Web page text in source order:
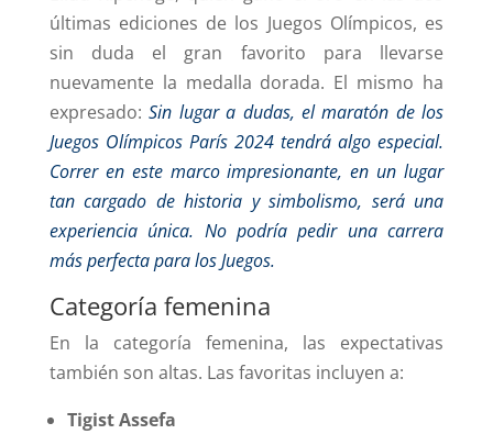
últimas ediciones de los Juegos Olímpicos, es
sin duda el gran favorito para llevarse
nuevamente la medalla dorada. El mismo ha
expresado:Sin lugar a dudas, el maratón de los
Juegos Olímpicos París 2024 tendrá algo especial.
Correr en este marco impresionante, en un lugar
tan cargado de historia y simbolismo, será una
experiencia única. No podría pedir una carrera
más perfecta para los Juegos.
Categoría femenina
En la categoría femenina, las expectativas
también son altas. Las favoritas incluyen a:
Tigist Assefa